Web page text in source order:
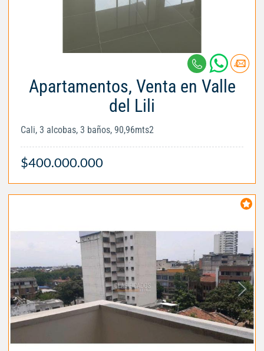
Apartamentos, Venta en Valle
del Lili
Cali, 3 alcobas, 3 baños, 90,96mts2
$400.000.000